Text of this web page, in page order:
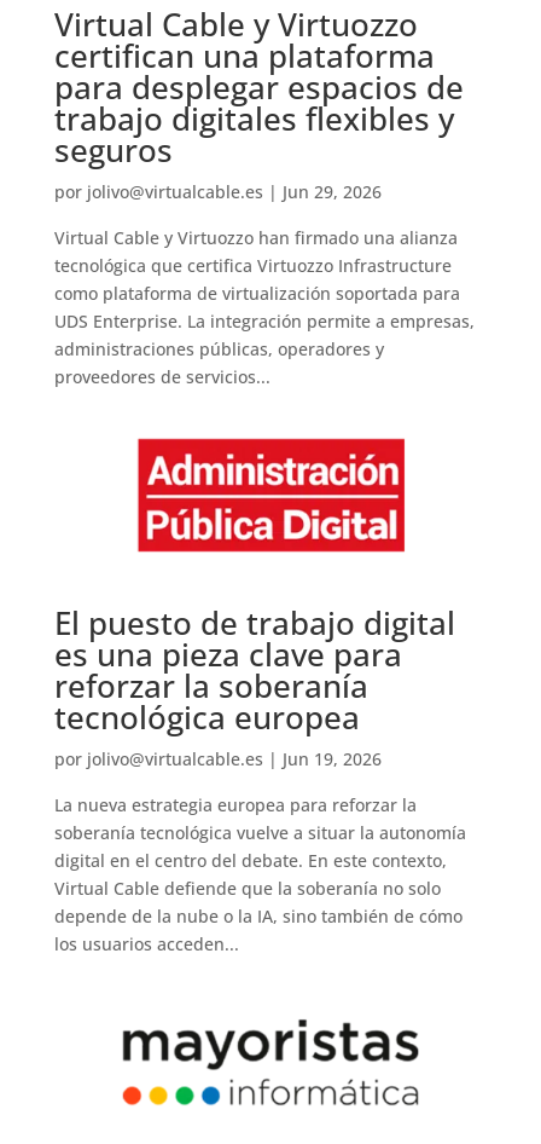
Virtual Cable y Virtuozzo
certifican una plataforma
para desplegar espacios de
trabajo digitales flexibles y
seguros
por jolivo@virtualcable.es | Jun 29, 2026
Virtual Cable y Virtuozzo han firmado una alianza
tecnológica que certifica Virtuozzo Infrastructure
como plataforma de virtualización soportada para
UDS Enterprise. La integración permite a empresas,
administraciones públicas, operadores y
proveedores de servicios...
El puesto de trabajo digital
es una pieza clave para
reforzar la soberanía
tecnológica europea
por jolivo@virtualcable.es | Jun 19, 2026
La nueva estrategia europea para reforzar la
soberanía tecnológica vuelve a situar la autonomía
digital en el centro del debate. En este contexto,
Virtual Cable defiende que la soberanía no solo
depende de la nube o la IA, sino también de cómo
los usuarios acceden...